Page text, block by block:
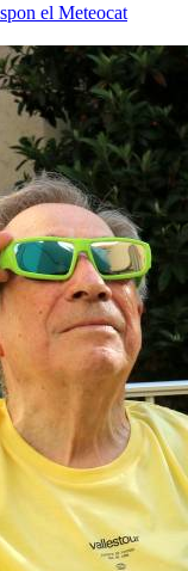
el Meteocat